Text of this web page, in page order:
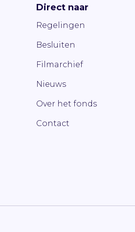
Direct naar
Regelingen
Besluiten
Filmarchief
Nieuws
Over het fonds
Contact